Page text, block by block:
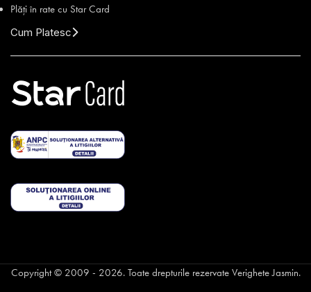
Plăți în rate cu Star Card
Cum Platesc
Copyright © 2009 - 2026. Toate drepturile rezervate Verighete Jasmin.